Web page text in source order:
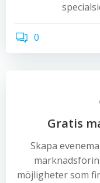
0
Gratis
Skapa
möjligheter som